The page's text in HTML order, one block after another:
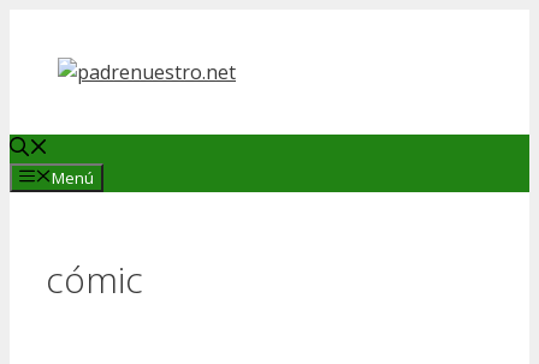
contenido
Menú
cómic